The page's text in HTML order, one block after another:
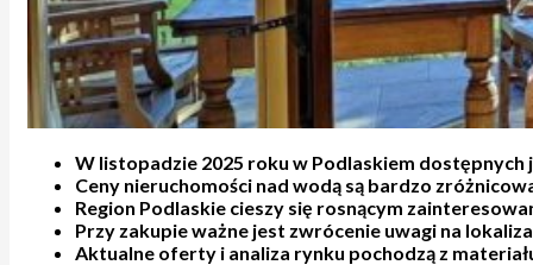
W listopadzie 2025 roku w Podlaskiem
Ceny nieruchomości nad wodą są bardzo
Region Podlaskie cieszy się rosnącym
Przy zakupie ważne jest zwrócenie uwagi na
Aktualne oferty i analiza rynku pochodzą z